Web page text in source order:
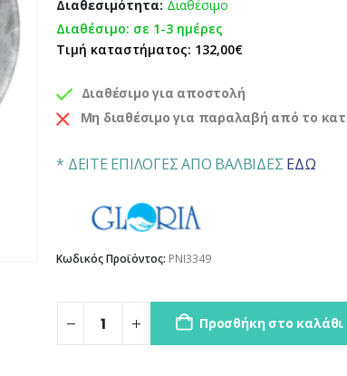
Διαθεσιμότητα: Διαθέσιμο
Διαθέσιμο: σε 1-3 ημέρες
Τιμή καταστήματος: 132,00€
Διαθέσιμο για αποστολή
Μη διαθέσιμο για παραλαβή από το
* ΔΕΙΤΕ ΕΠΙΛΟΓΕΣ ΑΠΟ ΒΑΛΒΙΔΕΣ ΕΔΩ
Κωδικός Προϊόντος: PNI3349
Προσθήκη στο καλάθι